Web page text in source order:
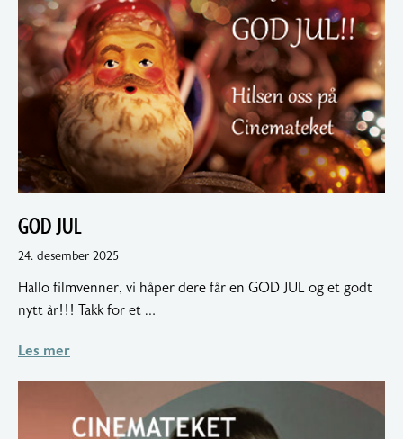
GOD JUL
24. desember 202518.
2026
Hallo filmvenner, vi håper dere får en GOD JUL og et godt
nytt år!!! Takk for et …
Les mer